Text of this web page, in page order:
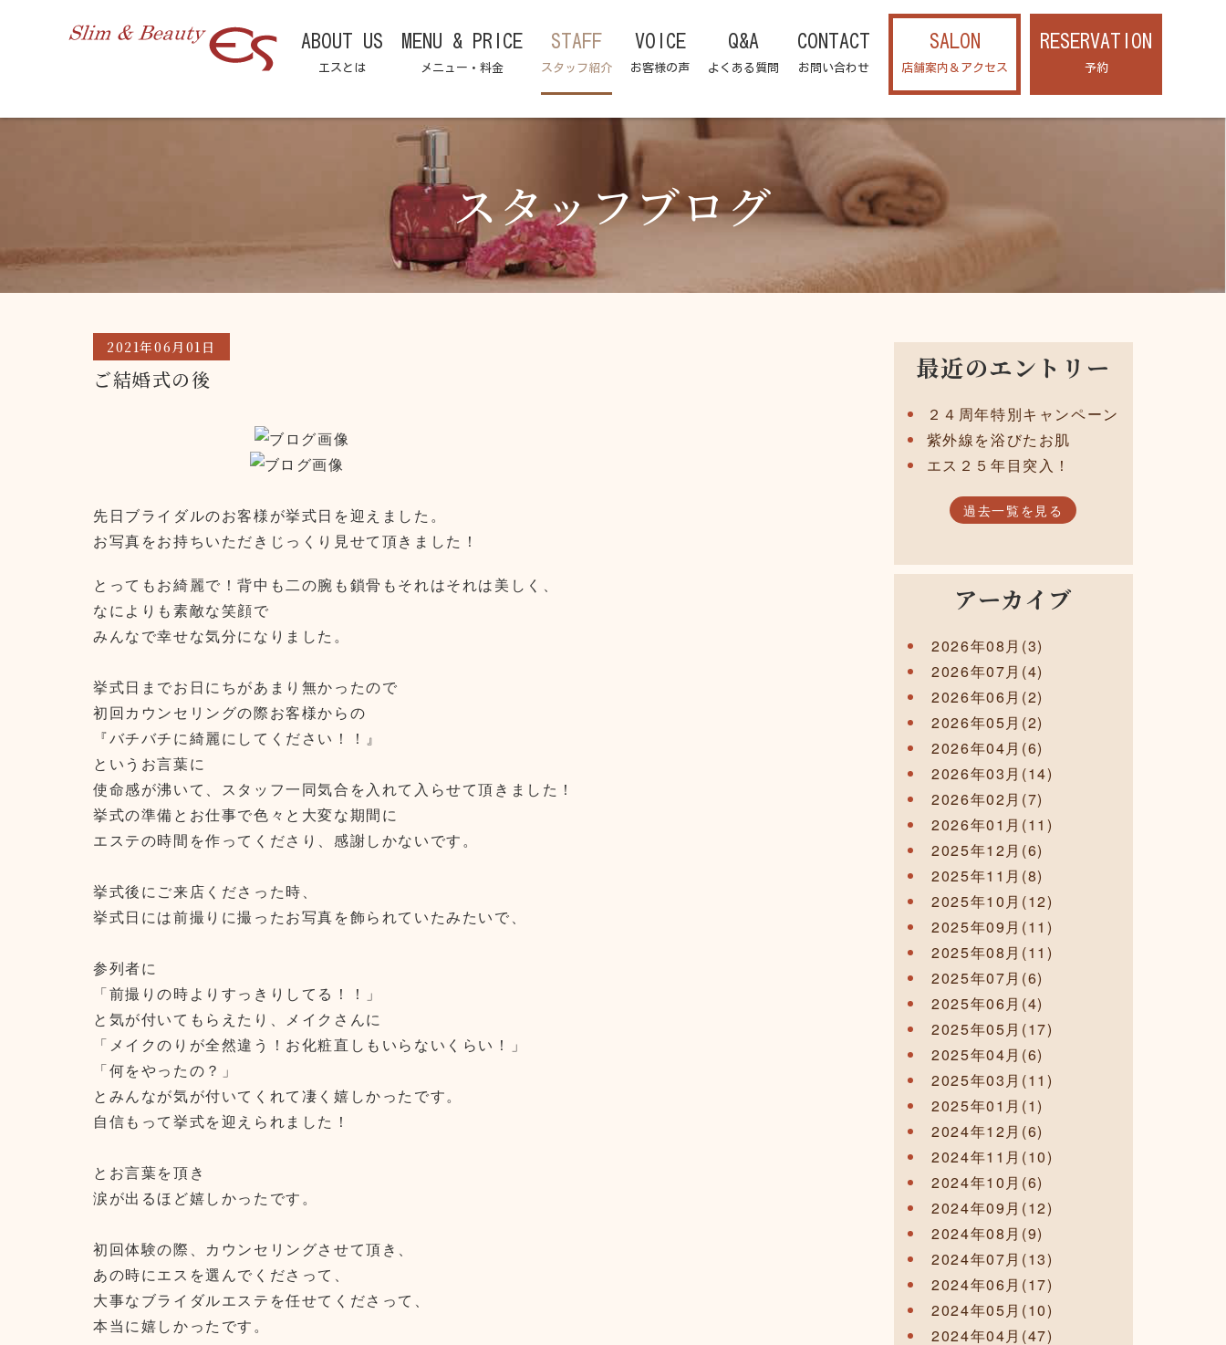
ABOUT US
エスとは
MENU & PRICE
メニュー・料金
STAFF
スタッフ紹介
VOICE
お客様の声
Q&A
よくある質問
CONTACT
お問い合わせ
SALON
店舗案内＆アクセス
RESERVATION
予約
スタッフブログ
2021年06月01日
ご結婚式の後
先日ブライダルのお客様が挙式日を迎えました。
お写真をお持ちいただきじっくり見せて頂きました！
とってもお綺麗で！背中も二の腕も鎖骨もそれはそれは美しく、
なによりも素敵な笑顔で
みんなで幸せな気分になりました。
挙式日までお日にちがあまり無かったので
初回カウンセリングの際お客様からの
『バチバチに綺麗にしてください！！』
というお言葉に
使命感が沸いて、スタッフ一同気合を入れて入らせて頂きました！
挙式の準備とお仕事で色々と大変な期間に
エステの時間を作ってくださり、感謝しかないです。
挙式後にご来店くださった時、
挙式日には前撮りに撮ったお写真を飾られていたみたいで、
参列者に
「前撮りの時よりすっきりしてる！！」
と気が付いてもらえたり、メイクさんに
「メイクのりが全然違う！お化粧直しもいらないくらい！」
「何をやったの？」
とみんなが気が付いてくれて凄く嬉しかったです。
自信もって挙式を迎えられました！
とお言葉を頂き
涙が出るほど嬉しかったです。
初回体験の際、カウンセリングさせて頂き、
あの時にエスを選んでくださって、
大事なブライダルエステを任せてくださって、
本当に嬉しかったです。
最近のエントリー
２４周年特別キャンペーン
紫外線を浴びたお肌
エス２５年目突入！
過去一覧を見る
アーカイブ
2026年08月(3)
2026年07月(4)
2026年06月(2)
2026年05月(2)
2026年04月(6)
2026年03月(14)
2026年02月(7)
2026年01月(11)
2025年12月(6)
2025年11月(8)
2025年10月(12)
2025年09月(11)
2025年08月(11)
2025年07月(6)
2025年06月(4)
2025年05月(17)
2025年04月(6)
2025年03月(11)
2025年01月(1)
2024年12月(6)
2024年11月(10)
2024年10月(6)
2024年09月(12)
2024年08月(9)
2024年07月(13)
2024年06月(17)
2024年05月(10)
2024年04月(47)